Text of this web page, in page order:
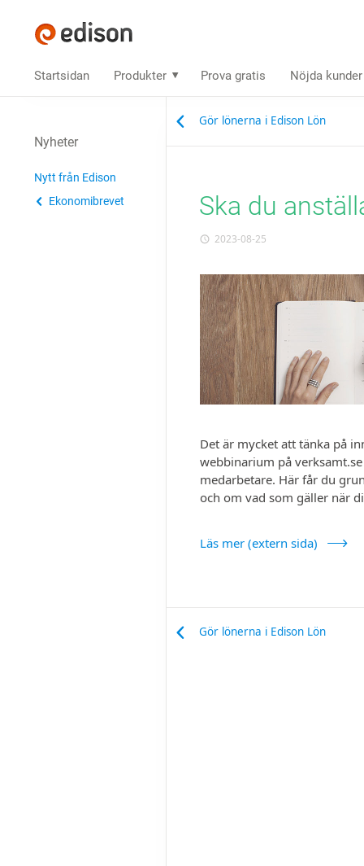
Startsidan Produkter Prova gratis Nöjda kunder
Gör lönerna i Edison Lön
Ska du
2023-08-25
Det är mycket att tänka på
webbinarium på
medarbetare. Här får du
och om vad som gäller när
Läs mer (extern sida)
Gör lönerna i Edison Lön
Nyheter
Nytt från Edison
Ekonomibrevet